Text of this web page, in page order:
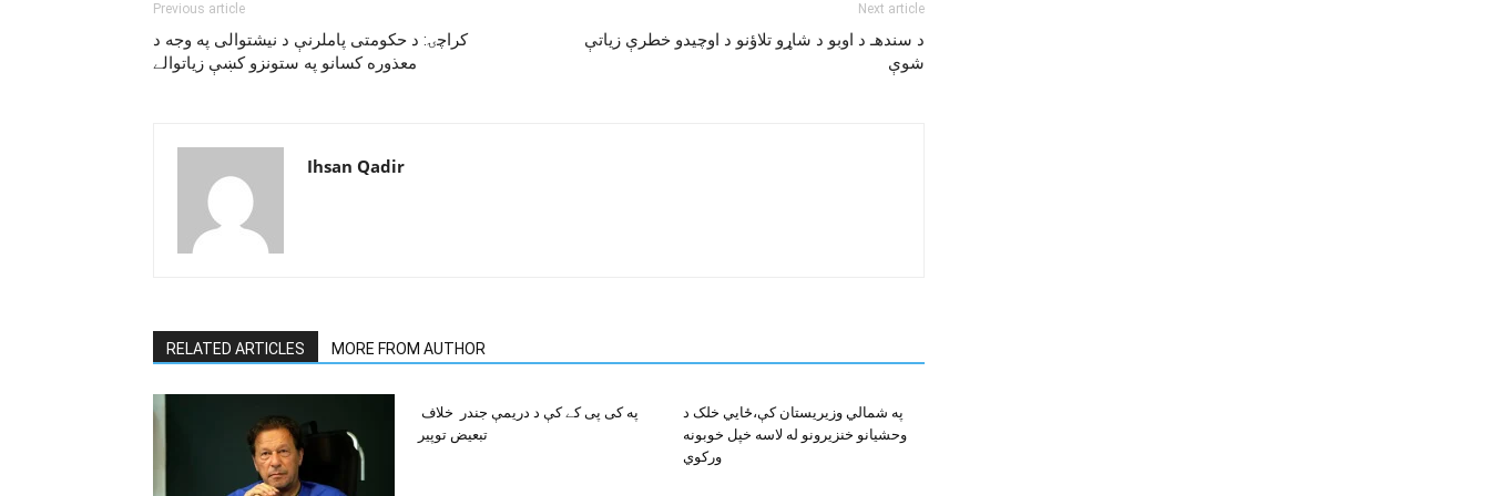
Previous article
کراچۍ: د حکومتى پاملرنې د نيشتوالى په وجه د
معذوره کسانو په ستونزو کښې زياتوالے
Next article
د سندهـ د اوبو د شاړو تلاؤنو د اوچيدو خطرې زياتې
شوې
Ihsan Qadir
RELATED ARTICLES MORE FROM AUTHOR
په کی پی کے کې د دريمې جندر خلاف
تبعيض توپير
په شمالي وزيريستان کې،ځايي خلک د
وحشيانو خنزيرونو له لاسه خپل خوبونه
ورکوي